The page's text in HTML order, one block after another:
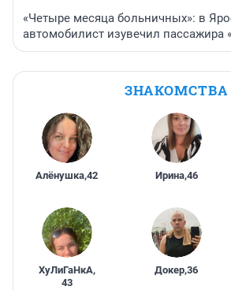
«Четыре месяца больничных»: в
автомобилист изувечил пассажира
ЗНАКОМСТВА
Алёнушка,42 Ирина,46
ХуЛиГаНкА,
43
Докер,36